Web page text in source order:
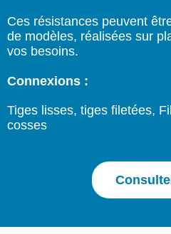
Ces résistances peuvent
de modèles, réalisées sur
vos besoins.
Connexions :
Tiges lisses, tiges filetées,
cosses